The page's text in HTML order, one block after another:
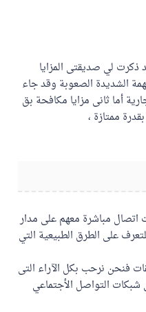
ذكرت لي صديقتى المزايا
الشديدة الصعوبة وقد جاء
أما ثانى مزايا مكافحة بق
ممتازة ،
اتصال مباشرة معهم على مدار
على الطرق الطبيعية التي
فنحن نرحب بكل الآراء التى
التواصل الأجتماعي